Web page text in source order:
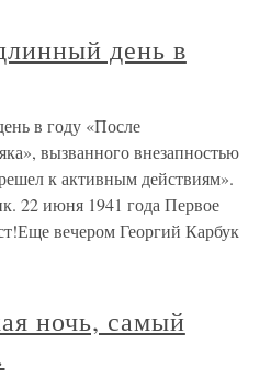
день в
в году «После
вызванного внезапностью
к активным действиям».
22 июня 1941 года Первое
вечером Георгий Карбук
ночь, самый